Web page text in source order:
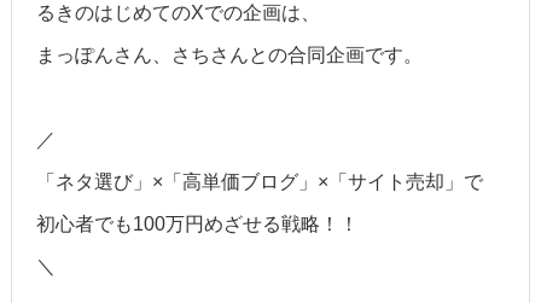
るきのはじめてのXでの企画は、
まっぽんさん、さちさんとの合同企画です。
／
「ネタ選び」×「高単価ブログ」×「サイト売却」で
初心者でも100万円めざせる戦略！！
＼